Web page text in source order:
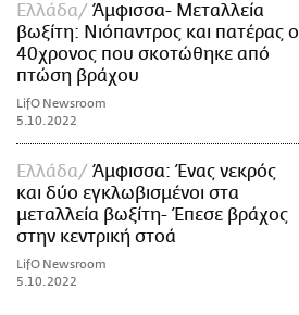
Ελλάδα
Άμφισσα- Μεταλλεία
βωξίτη: Νιόπαντρος και πατέρας ο
40χρονος που σκοτώθηκε από
πτώση βράχου
LifO Newsroom
5.10.2022
Ελλάδα
Άμφισσα: Ένας νεκρός
και δύο εγκλωβισμένοι στα
μεταλλεία βωξίτη- Έπεσε βράχος
στην κεντρική στοά
LifO Newsroom
5.10.2022